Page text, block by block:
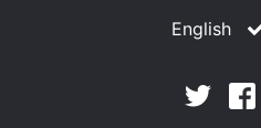
English
Twitter